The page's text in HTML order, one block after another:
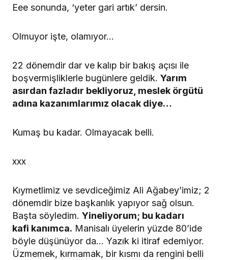
Eee sonunda, ‘yeter gari artık’ dersin.
Olmuyor işte, olamıyor…
22 dönemdir dar ve kalıp bir bakış açısı ile
boşvermişliklerle bugünlere geldik. Yarım
asırdan fazladır bekliyoruz, meslek örgütü
adına kazanımlarımız olacak diye…
Kumaş bu kadar. Olmayacak belli.
xxx
Kıymetlimiz ve sevdiceğimiz Ali Ağabey’imiz; 2
dönemdir bize başkanlık yapıyor sağ olsun.
Başta söyledim. Yineliyorum; bu kadarı
kafi kanımca. Manisalı üyelerin yüzde 80’ide
böyle düşünüyor da… Yazık ki itiraf edemiyor.
Üzmemek, kırmamak, bir kısmı da rengini belli